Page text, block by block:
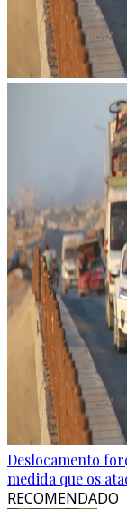
Deslocamento
medida que os
RECOMENDADO